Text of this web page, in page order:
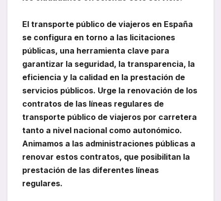
El transporte público de viajeros en España
se configura en torno a las licitaciones
públicas, una herramienta clave para
garantizar la seguridad, la transparencia, la
eficiencia y la calidad en la prestación de
servicios públicos. Urge la renovación de los
contratos de las líneas regulares de
transporte público de viajeros por carretera
tanto a nivel nacional como autonómico.
Animamos a las administraciones públicas a
renovar estos contratos, que posibilitan la
prestación de las diferentes líneas
regulares.